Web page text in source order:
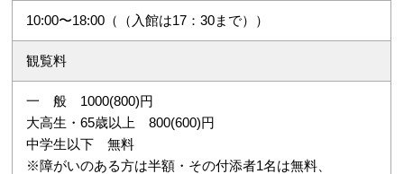
10:00〜18:00（（入館は17：30まで））
観覧料
一 般 1000(800)円
大高生・65歳以上 800(600)円
中学生以下 無料
※障がいのある方は半額・その付添者1名は無料、